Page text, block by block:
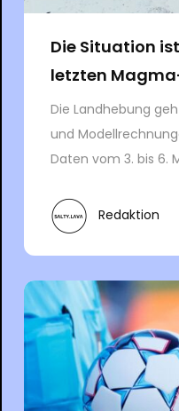
Die Situation
letzten
Die Landhebung
und
Daten vom 3. bis 6.
Redaktion